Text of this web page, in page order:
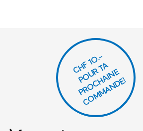
CHF 1O.-
P
O
U
R
T
A
P
R
O
C
H
AI
N
E
C
O
M
M
A
N
D
E!